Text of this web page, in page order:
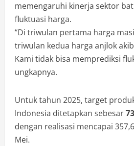
memengaruhi kinerja sektor
fluktuasi harga.
“Di triwulan pertama harga
triwulan kedua harga anjlok
Kami tidak bisa memprediksi
ungkapnya.
Untuk tahun 2025, target
Indonesia ditetapkan sebesar
dengan realisasi mencapai
Mei.